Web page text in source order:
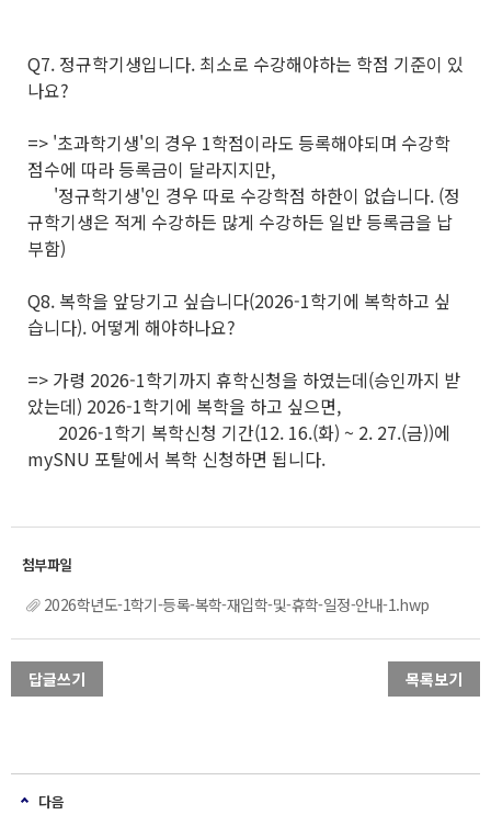
Q7. 정규학기생입니다. 최소로 수강해야하는 학점 기준이 있
나요?
=> '초과학기생'의 경우 1학점이라도 등록해야되며 수강학
점수에 따라 등록금이 달라지지만,
'정규학기생'인 경우 따로 수강학점 하한이 없습니다. (정
규학기생은 적게 수강하든 많게 수강하든 일반 등록금을 납
부함)
Q8. 복학을 앞당기고 싶습니다(2026-1학기에 복학하고 싶
습니다). 어떻게 해야하나요?
=> 가령 2026-1학기까지 휴학신청을 하였는데(승인까지 받
았는데) 2026-1학기에 복학을 하고 싶으면,
2026-1학기 복학신청 기간(12. 16.(화) ~ 2. 27.(금))에
mySNU 포탈에서 복학 신청하면 됩니다.
2026학년도-1학기-등록-복학-재입학-및-휴학-일정-안내-1.hwp
답글쓰기 목록보기
다음